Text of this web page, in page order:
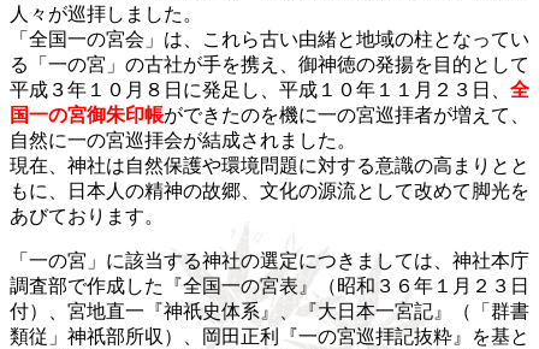
人々が巡拝しました。
「全国一の宮会」は、これら古い由緒と地域の柱となってい
る「一の宮」の古社が手を携え、御神徳の発揚を目的として
平成３年１０月８日に発足し、平成１０年１１月２３日、 全
国一の宮御朱印帳ができたのを機に一の宮巡拝者が増えて、
自然に一の宮巡拝会が結成されました。
現在、神社は自然保護や環境問題に対する意識の高まりとと
もに、日本人の精神の故郷、文化の源流として改めて脚光を
あびております。
「一の宮」に該当する神社の選定につきましては、神社本庁
調査部で作成した『全国一の宮表』（昭和３６年１月２３日
付）、宮地直一『神祇史体系』、『大日本一宮記』（「群書
類従」神祇部所収）、岡田正利『一の宮巡拝記抜粋』を基と